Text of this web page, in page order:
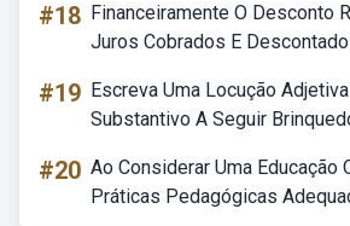
#18 Financeiramente O Desconto
Juros Cobrados E
#19 Escreva Uma Locução
Substantivo A Seguir
#20 Ao Considerar Uma Educação
Práticas Pedagógicas